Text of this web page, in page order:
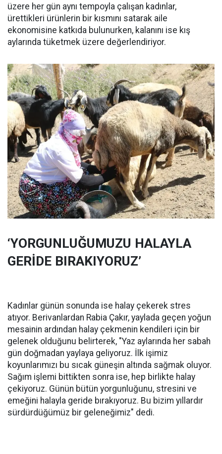
üzere her gün aynı tempoyla çalışan kadınlar,
ürettikleri ürünlerin bir kısmını satarak aile
ekonomisine katkıda bulunurken, kalanını ise kış
aylarında tüketmek üzere değerlendiriyor.
‘YORGUNLUĞUMUZU HALAYLA
GERİDE BIRAKIYORUZ’
Kadınlar günün sonunda ise halay çekerek stres
atıyor. Berivanlardan Rabia Çakır, yaylada geçen yoğun
mesainin ardından halay çekmenin kendileri için bir
gelenek olduğunu belirterek, "Yaz aylarında her sabah
gün doğmadan yaylaya geliyoruz. İlk işimiz
koyunlarımızı bu sıcak güneşin altında sağmak oluyor.
Sağım işlemi bittikten sonra ise, hep birlikte halay
çekiyoruz. Günün bütün yorgunluğunu, stresini ve
emeğini halayla geride bırakıyoruz. Bu bizim yıllardır
sürdürdüğümüz bir geleneğimiz" dedi.